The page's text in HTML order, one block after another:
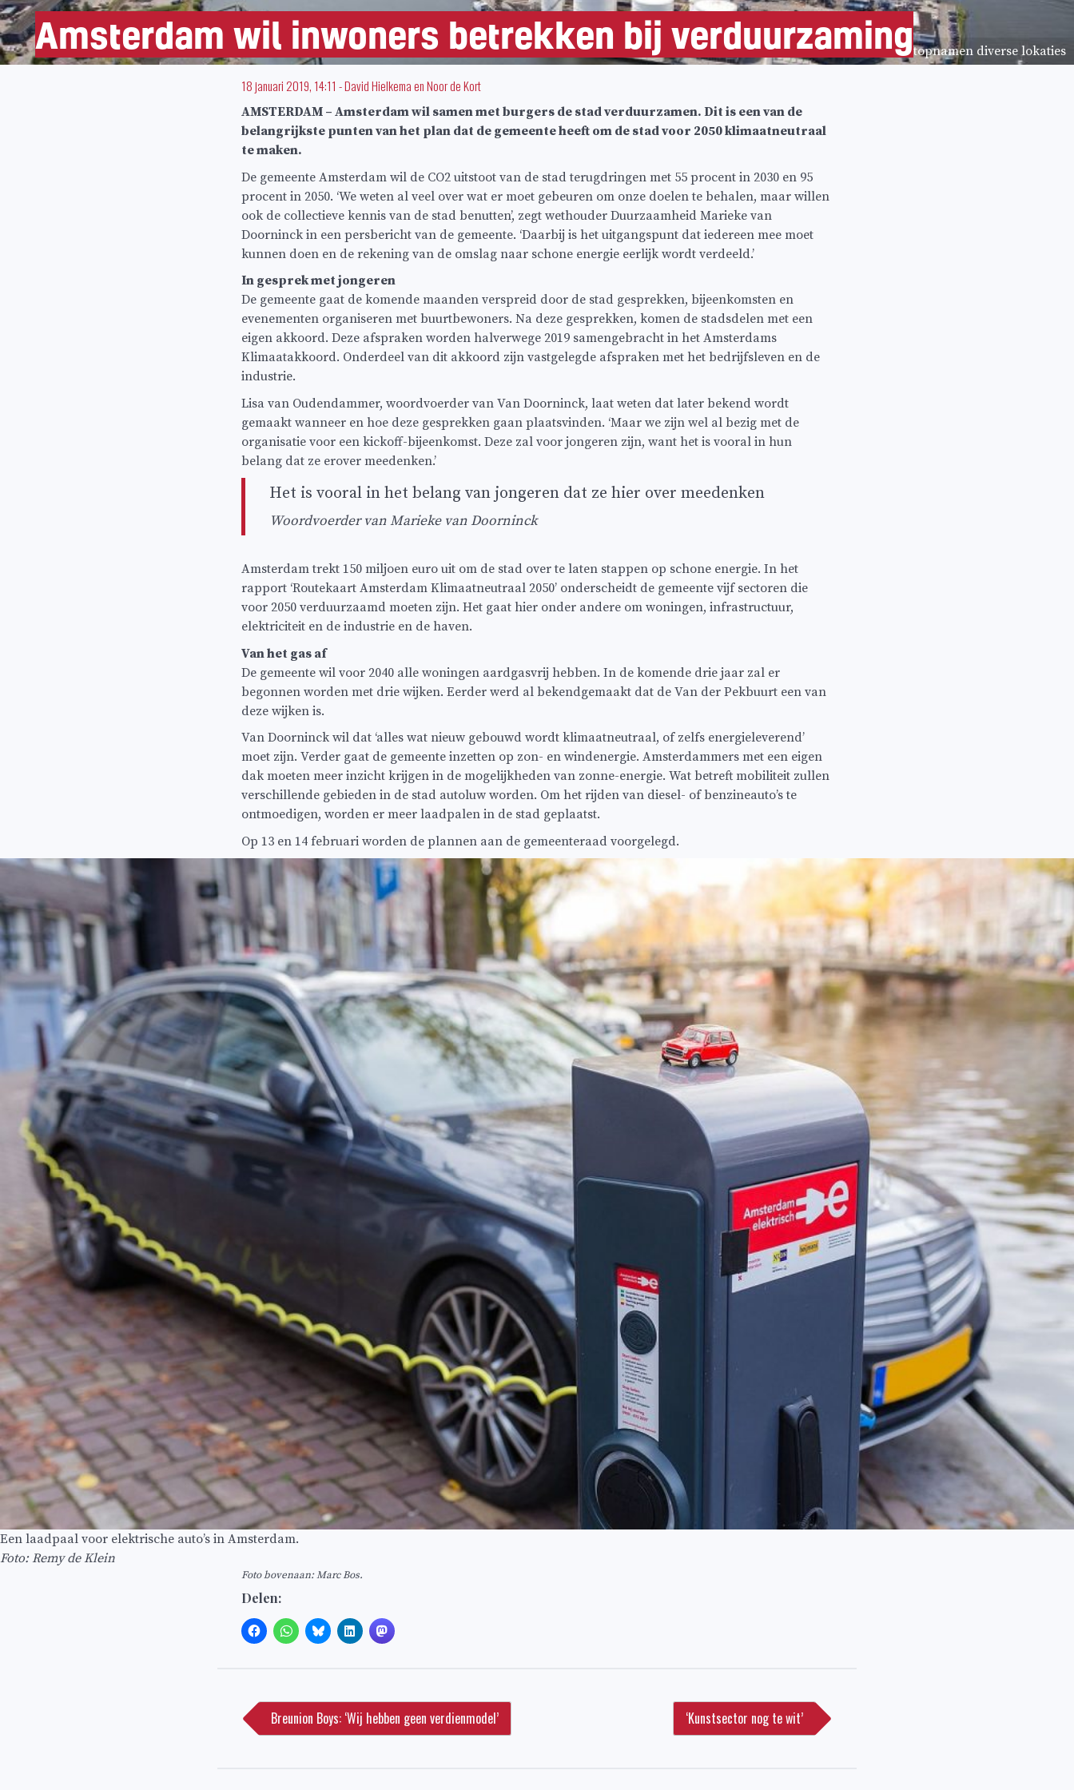
Haven Amsterdam luchtopnamen diverse lokaties
Amsterdam wil inwoners betrekken bij verduurzaming
18 januari 2019, 14:11 -David HielkemaenNoor de Kort
AMSTERDAM – Amsterdam wil samen met burgers de stad verduurzamen. Dit is een van de
belangrijkste punten van het plan dat de gemeente heeft om de stad voor 2050 klimaatneutraal
te maken.
De gemeente Amsterdam wil de CO2 uitstoot van de stad terugdringen met 55 procent in 2030 en 95
procent in 2050. ‘We weten al veel over wat er moet gebeuren om onze doelen te behalen, maar willen
ook de collectieve kennis van de stad benutten’, zegt wethouder Duurzaamheid Marieke van
Doorninck in een persbericht van de gemeente. ‘Daarbij is het uitgangspunt dat iedereen mee moet
kunnen doen en de rekening van de omslag naar schone energie eerlijk wordt verdeeld.’
In gesprek met jongeren
De gemeente gaat de komende maanden verspreid door de stad gesprekken, bijeenkomsten en
evenementen organiseren met buurtbewoners. Na deze gesprekken, komen de stadsdelen met een
eigen akkoord. Deze afspraken worden halverwege 2019 samengebracht in het Amsterdams
Klimaatakkoord. Onderdeel van dit akkoord zijn vastgelegde afspraken met het bedrijfsleven en de
industrie.
Lisa van Oudendammer, woordvoerder van Van Doorninck, laat weten dat later bekend wordt
gemaakt wanneer en hoe deze gesprekken gaan plaatsvinden. ‘Maar we zijn wel al bezig met de
organisatie voor een kickoff-bijeenkomst. Deze zal voor jongeren zijn, want het is vooral in hun
belang dat ze erover meedenken.’
Het is vooral in het belang van jongeren dat ze hier over meedenken
Woordvoerder van Marieke van Doorninck
Amsterdam trekt 150 miljoen euro uit om de stad over te laten stappen op schone energie. In het
rapport ‘Routekaart Amsterdam Klimaatneutraal 2050’ onderscheidt de gemeente vijf sectoren die
voor 2050 verduurzaamd moeten zijn. Het gaat hier onder andere om woningen, infrastructuur,
elektriciteit en de industrie en de haven.
Van het gas af
De gemeente wil voor 2040 alle woningen aardgasvrij hebben. In de komende drie jaar zal er
begonnen worden met drie wijken. Eerder werd al bekendgemaakt dat de Van der Pekbuurt een van
deze wijken is.
Van Doorninck wil dat ‘alles wat nieuw gebouwd wordt klimaatneutraal, of zelfs energieleverend’
moet zijn. Verder gaat de gemeente inzetten op zon- en windenergie. Amsterdammers met een eigen
dak moeten meer inzicht krijgen in de mogelijkheden van zonne-energie. Wat betreft mobiliteit zullen
verschillende gebieden in de stad autoluw worden. Om het rijden van diesel- of benzineauto’s te
ontmoedigen, worden er meer laadpalen in de stad geplaatst.
Op 13 en 14 februari worden de plannen aan de gemeenteraad voorgelegd.
Een laadpaal voor elektrische auto’s in Amsterdam.
Foto: Remy de Klein
Foto bovenaan: Marc Bos.
Delen:
navigatie
Breunion Boys: ‘Wij hebben geen verdienmodel’ ‘Kunstsector nog te wit’